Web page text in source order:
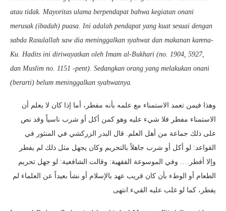
atau tidak. Mayoritas ulama berpendapat bahwa kegiatan onani
merusak (ibadah) puasa. Ini adalah pendapat yang kuat sesuai dengan
sabda Rasulallah saw dia meninggalkan syahwat dan makanan karena-
Ku. Hadits ini diriwayatkan oleh Imam al-Bukhari (no. 1904, 5927,
dan Muslim no. 1151 -pent). Sedangkan orang yang melakukan onani
(berarti) belum meninggalkan syahwatnya.
وهذا فيمن تعمد الاستمناء مع علمه بأنه مفطر، أما إذا كان لا يعلم أن
الاستمناء مفطر فلا شيء عليه وهو كمن أكل أو شرب ناسياً وقد نص
على ذلك جماعة من أهل العلم. قال البدر الزركشي في المنثور في
القواعد: لو أكل أو شرب جاهلاً بالتحريم وكان يجهل مثل ذلك لم يفطر
وإلا أفطر…. وفي الموسوعة الفقهية: وقالت الشافعية: لو جهل تحريم
الطعام أو الوطء بأن كان قريب عهد بالإسلام أو نشأ بعيداً عن العلماء لم
يفطر، كما لو غلب عليه القيء.انتهى